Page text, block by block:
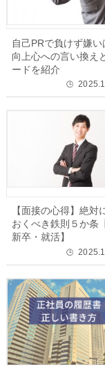
自己PRで負けず嫌い
向上心への言い換え
ードを紹介
🕒
【面接の心得】絶対
おくべき鉄則５か条
新卒・就活】
🕒